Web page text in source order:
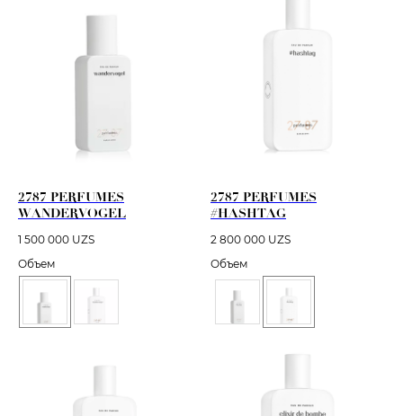
2787 PERFUMES
WANDERVOGEL
1 500 000 UZS
Объем
2787 PERFUMES
#HASHTAG
2 800 000 UZS
Объем